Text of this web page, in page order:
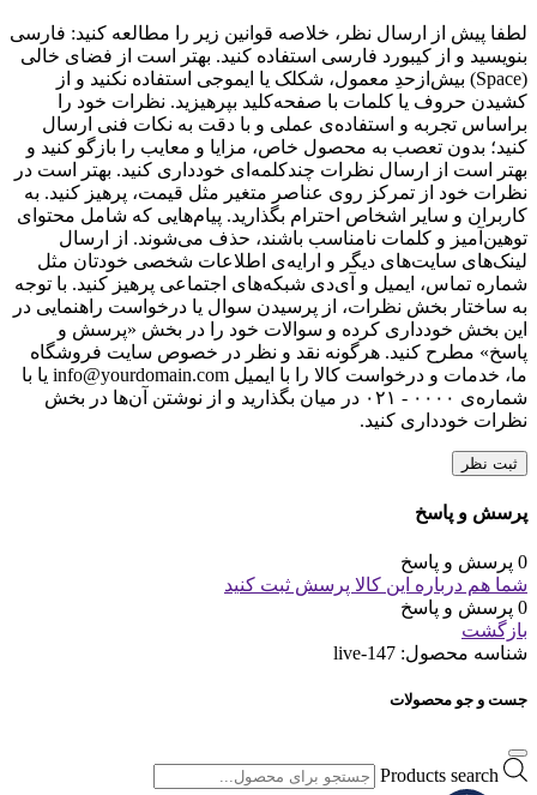
لطفا پیش از ارسال نظر، خلاصه قوانین زیر را مطالعه کنید: فارسی
بنویسید و از کیبورد فارسی استفاده کنید. بهتر است از فضای خالی
(Space) بیش‌از‌حدِ معمول، شکلک یا ایموجی استفاده نکنید و از
کشیدن حروف یا کلمات با صفحه‌کلید بپرهیزید. نظرات خود را
براساس تجربه و استفاده‌ی عملی و با دقت به نکات فنی ارسال
کنید؛ بدون تعصب به محصول خاص، مزایا و معایب را بازگو کنید و
بهتر است از ارسال نظرات چندکلمه‌‌ای خودداری کنید. بهتر است در
نظرات خود از تمرکز روی عناصر متغیر مثل قیمت، پرهیز کنید. به
کاربران و سایر اشخاص احترام بگذارید. پیام‌هایی که شامل محتوای
توهین‌آمیز و کلمات نامناسب باشند، حذف می‌شوند. از ارسال
لینک‌های سایت‌های دیگر و ارایه‌ی اطلاعات شخصی خودتان مثل
شماره تماس، ایمیل و آی‌دی شبکه‌های اجتماعی پرهیز کنید. با توجه
به ساختار بخش نظرات، از پرسیدن سوال یا درخواست راهنمایی در
این بخش خودداری کرده و سوالات خود را در بخش «پرسش و
پاسخ» مطرح کنید. هرگونه نقد و نظر در خصوص سایت فروشگاه
ما، خدمات و درخواست کالا را با ایمیل info@yourdomain.com یا با
شماره‌ی ۰۰۰۰ - ۰۲۱ در میان بگذارید و از نوشتن آن‌ها در بخش
نظرات خودداری کنید.
ثبت نظر
پرسش و پاسخ
0 پرسش و پاسخ
شما هم درباره این کالا پرسش ثبت کنید
0 پرسش و پاسخ
بازگشت
شناسه محصول: live-147
جست و جو محصولات
Products search